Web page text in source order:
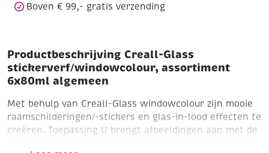
Boven € 99,- gratis verzending
Productbeschrijving Creall-Glass
stickerverf/windowcolour, assortiment
6x80ml algemeen
Met behulp van Creall-Glass windowcolour zijn mooie
raamschilderingen/-stickers en glas-in-lood effecten te
creëren. Toepassing U brengt afbeeldingen aan met de